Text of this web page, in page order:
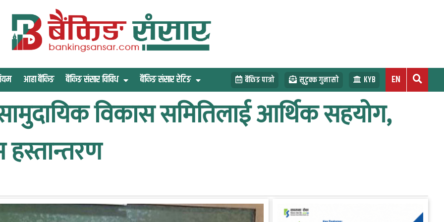
आहा बैंकिङ बैंकिङ संसार विविध बैंकिङ संसार रेटिङ बैंकिङ पात्रो सुटुक्क गुनासो KYB EN
विकास समितिलाई आर्थिक सहयोग,
हस्तान्तरण